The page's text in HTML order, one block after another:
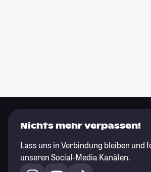
Nichts mehr verpassen!
Lass uns in Verbindung bleiben und
unseren Social-Media Kanälen.